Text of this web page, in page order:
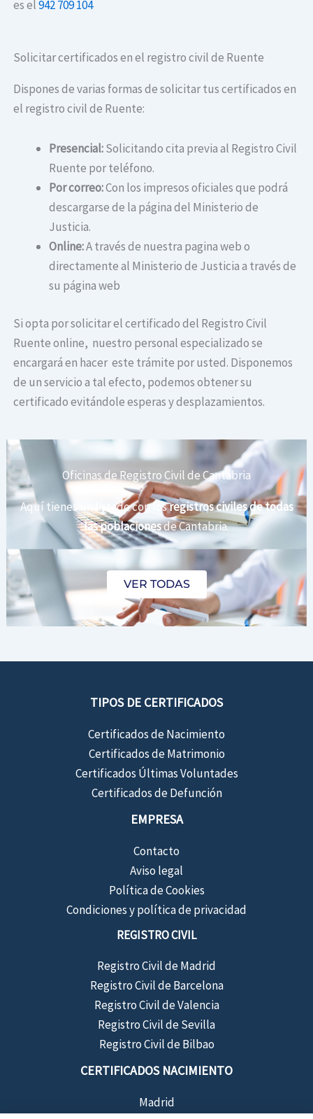
es el942 709 104
Solicitar certificados en el registro civil de Ruente
Dispones de varias formas de solicitar tus certificados en
el registro civil de Ruente:
Presencial:Solicitando cita previa al Registro Civil
Ruente por teléfono.
Por correo:Con los impresos oficiales que podrá
descargarse de la página del Ministerio de
Justicia.
Online:A través de nuestra pagina web o
directamente al Ministerio de Justicia a través de
su página web
Si opta por solicitar el certificado del Registro Civil
Ruente online, nuestro personal especializado se
encargará en hacer este trámite por usted. Disponemos
de un servicio a tal efecto, podemos obtener su
certificado evitándole esperas y desplazamientos.
Oficinas de Registro Civil de Cantabria
Aquí tienes un listado con losregistros civiles de todas
las poblacionesde Cantabria.
VER TODAS
TIPOS DE CERTIFICADOS
Certificados de Nacimiento
Certificados de Matrimonio
Certificados Últimas Voluntades
Certificados de Defunción
EMPRESA
Contacto
Aviso legal
Política de Cookies
Condiciones y política de privacidad
REGISTRO CIVIL
Registro Civil de Madrid
Registro Civil de Barcelona
Registro Civil de Valencia
Registro Civil de Sevilla
Registro Civil de Bilbao
CERTIFICADOS NACIMIENTO
Madrid